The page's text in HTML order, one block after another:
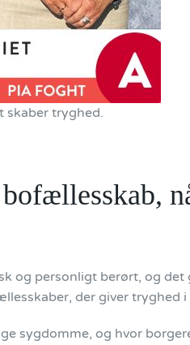
tryghed.
personligt berørt, og
der giver tryghed
sygdomme, og hvor